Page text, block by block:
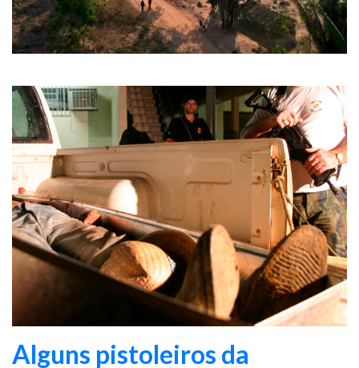
Alguns pistoleiros da